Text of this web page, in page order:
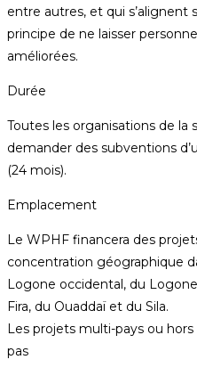
entre autres, et qui s’alignent
principe de ne laisser
améliorées.
Durée
Toutes les organisations de la
demander des subventions
(24 mois).
Emplacement
Le WPHF financera des
concentration géographique
Logone occidental, du
Fira, du Ouaddaï et du Sila.
Les projets multi-pays ou
pas